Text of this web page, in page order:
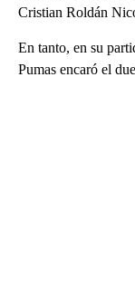
Cristian Roldán
En tanto, en su
Pumas encaró el